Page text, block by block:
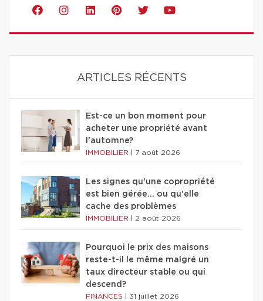
ARTICLES RÉCENTS
Est-ce un bon moment pour
acheter une propriété avant
l'automne?
IMMOBILIER 7 août 2026
Les signes qu'une copropriété
est bien gérée… ou qu'elle
cache des problèmes
IMMOBILIER 2 août 2026
Pourquoi le prix des maisons
reste-t-il le même malgré un
taux directeur stable ou qui
descend?
FINANCES 31 juillet 2026